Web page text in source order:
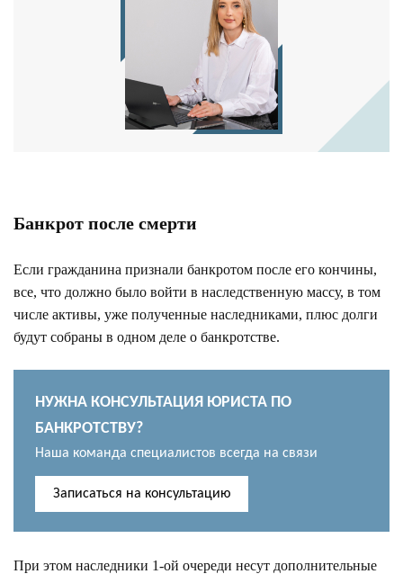
Банкрот после смерти
Если гражданина признали банкротом после его кончины,
все, что должно было войти в наследственную массу, в том
числе активы, уже полученные наследниками, плюс долги
будут собраны в одном деле о банкротстве.
НУЖНА КОНСУЛЬТАЦИЯ ЮРИСТА ПО
БАНКРОТСТВУ?
Наша команда специалистов всегда на связи
Записаться на консультацию
При этом наследники 1-ой очереди несут дополнительные